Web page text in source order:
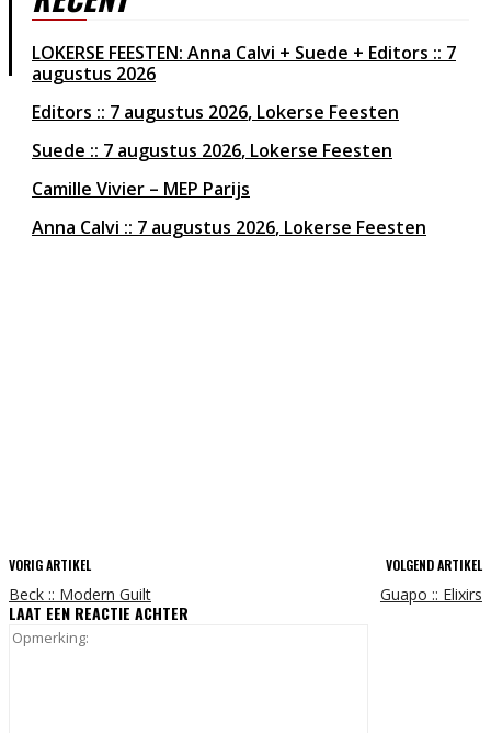
LOKERSE FEESTEN: Anna Calvi + Suede + Editors :: 7
augustus 2026
Editors
7 augustus 2026 Lokerse Feesten
Suede
7 augustus 2026 Lokerse Feesten
Camille Vivier – MEP Parijs
Anna Calvi
7 augustus 2026 Lokerse Feesten
VORIG ARTIKEL
Beck :: Modern Guilt
VOLGEND ARTIKEL
Guapo :: Elixirs
LAAT EEN REACTIE ACHTER